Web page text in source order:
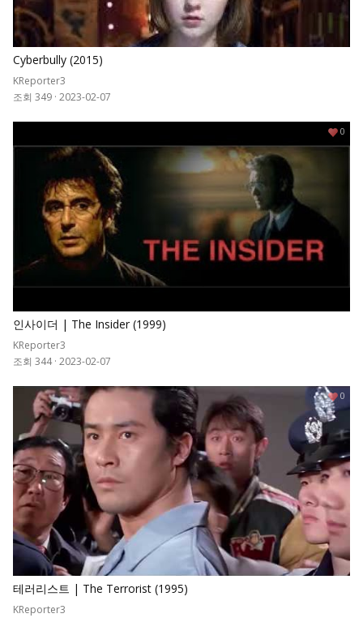
Cyberbully (2015)
KReporter3
조회 349 · 2023-02-07
인사이더 | The Insider (1999)
KReporter3
조회 344 · 2023-02-07
0
테러리스트 | The Terrorist (1995)
KReporter3
0